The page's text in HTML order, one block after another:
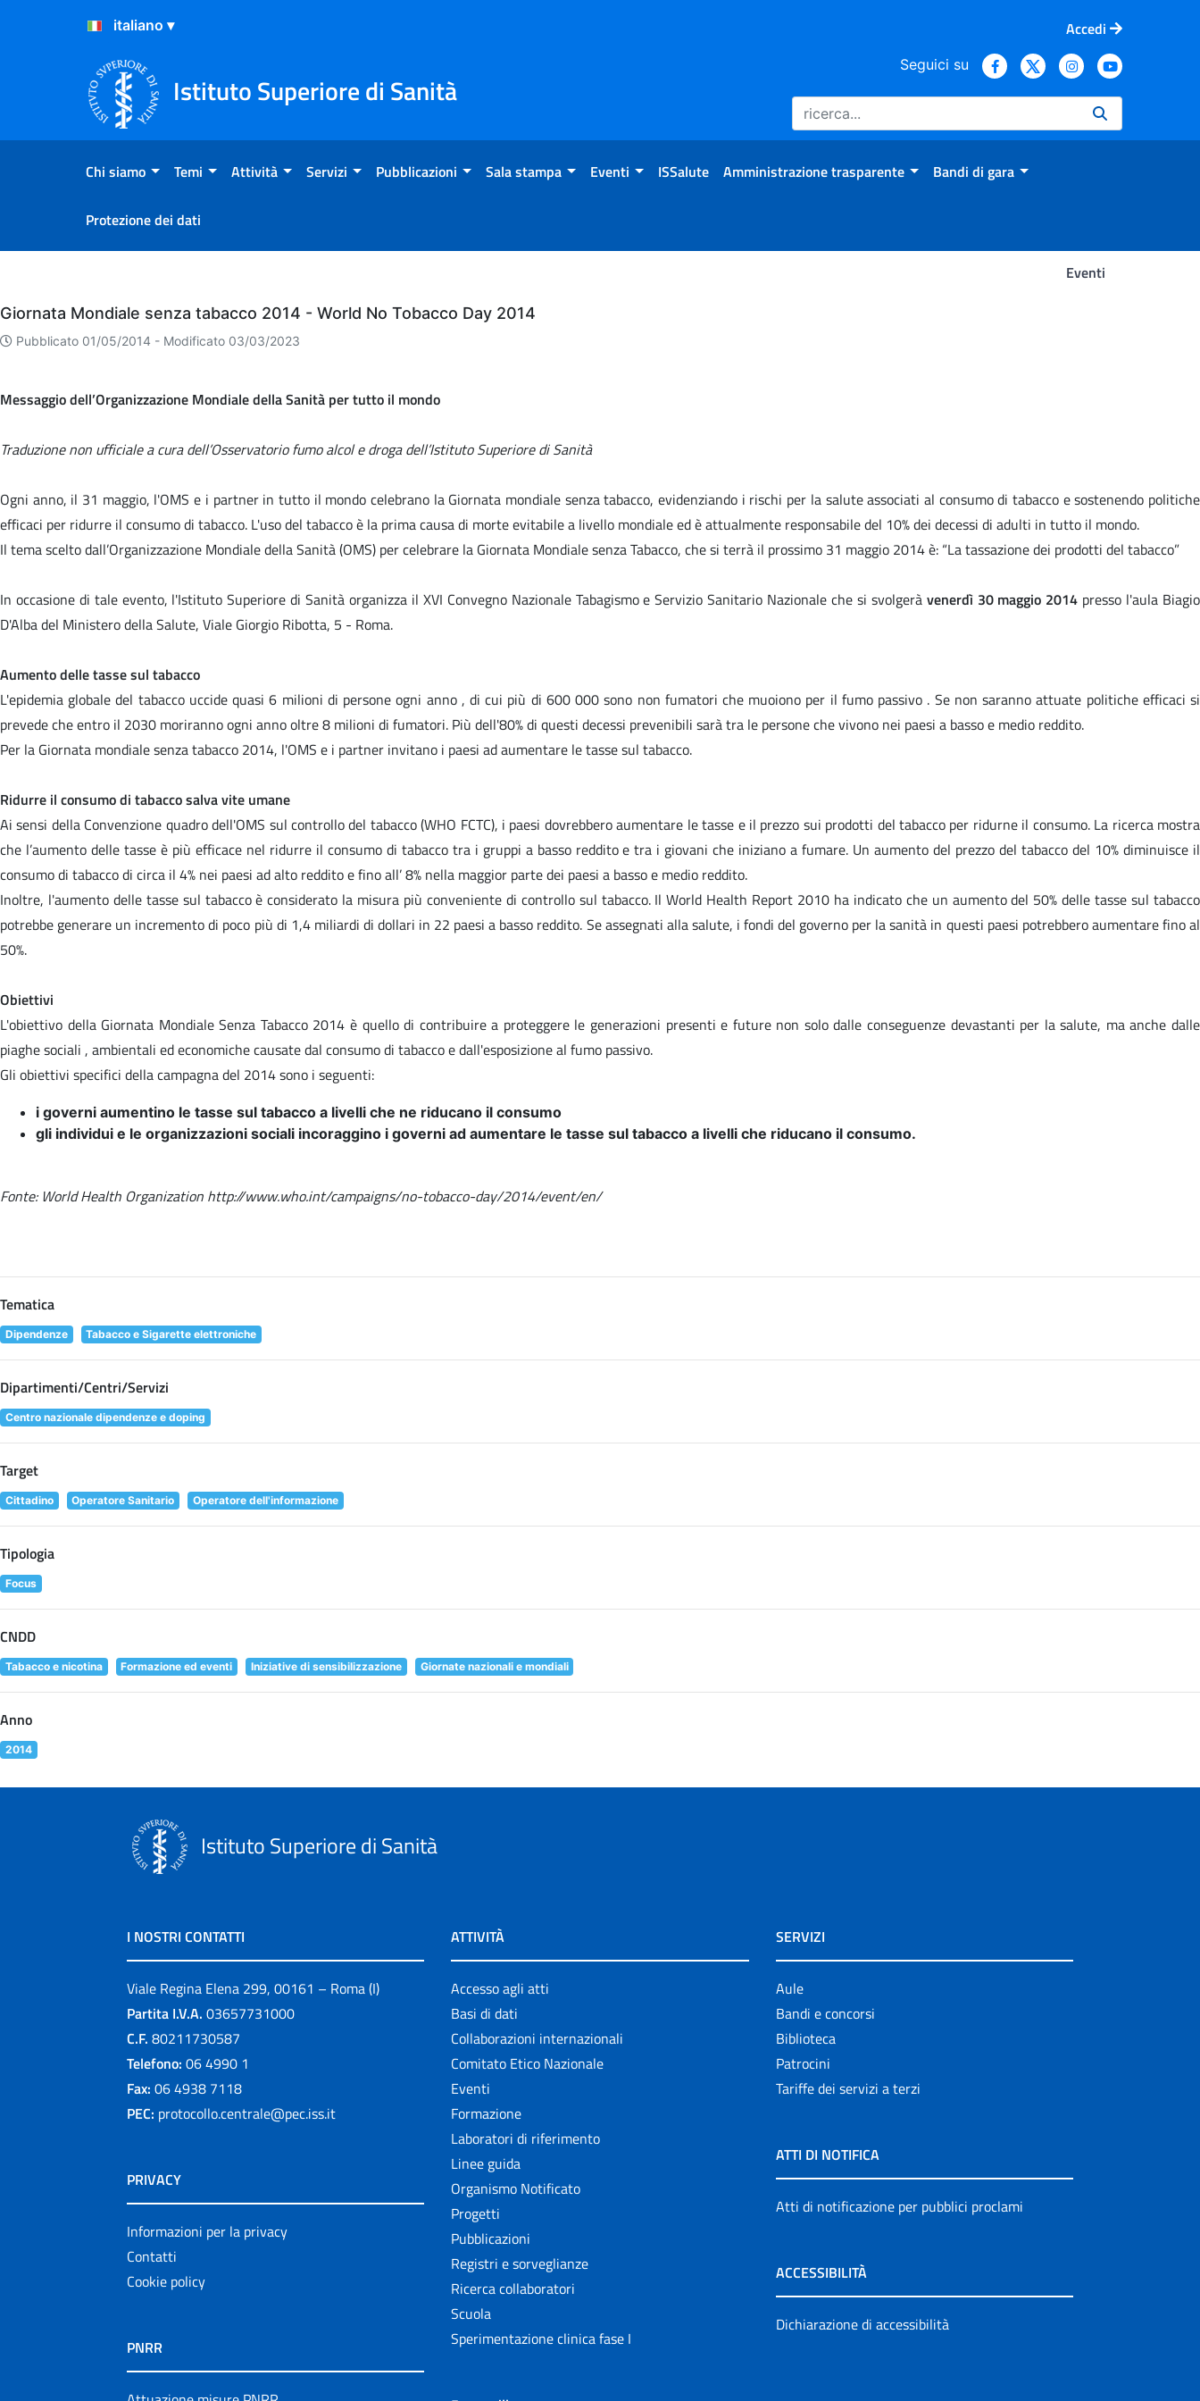
Salta al Contenuto
Salta al Footer
Accedi
Istituto Superiore di Sanità
Seguici su
Chi siamo Temi Attività Servizi Pubblicazioni Sala stampa Eventi ISSalute Amministrazione trasparente Bandi di gara
Protezione dei dati
Eventi
Eventi
Giornata Mondiale senza tabacco 2014 - World No Tobacco Day 2014
Pubblicato 01/05/2014 - Modificato 03/03/2023
Messaggio dell’Organizzazione Mondiale della Sanità per tutto il mondo
Traduzione non ufficiale a cura dell’Osservatorio fumo alcol e droga dell’Istituto Superiore di Sanità
Ogni anno, il 31 maggio, l'OMS e i partner in tutto il mondo celebrano la Giornata mondiale senza tabacco, evidenziando i rischi per la salute associati al consumo di tabacco e sostenendo politiche
efficaci per ridurre il consumo di tabacco. L'uso del tabacco è la prima causa di morte evitabile a livello mondiale ed è attualmente responsabile del 10% dei decessi di adulti in tutto il mondo.
Il tema scelto dall’Organizzazione Mondiale della Sanità (OMS) per celebrare la Giornata Mondiale senza Tabacco, che si terrà il prossimo 31 maggio 2014 è: “La tassazione dei prodotti del tabacco”
In occasione di tale evento, l'Istituto Superiore di Sanità organizza il XVI Convegno Nazionale Tabagismo e Servizio Sanitario Nazionale che si svolgerà venerdì 30 maggio 2014 presso l'aula Biagio
D'Alba del Ministero della Salute, Viale Giorgio Ribotta, 5 - Roma.
Aumento delle tasse sul tabacco
L'epidemia globale del tabacco uccide quasi 6 milioni di persone ogni anno , di cui più di 600 000 sono non fumatori che muoiono per il fumo passivo . Se non saranno attuate politiche efficaci si
prevede che entro il 2030 moriranno ogni anno oltre 8 milioni di fumatori. Più dell'80% di questi decessi prevenibili sarà tra le persone che vivono nei paesi a basso e medio reddito.
Per la Giornata mondiale senza tabacco 2014, l'OMS e i partner invitano i paesi ad aumentare le tasse sul tabacco.
Ridurre il consumo di tabacco salva vite umane
Ai sensi della Convenzione quadro dell'OMS sul controllo del tabacco (WHO FCTC), i paesi dovrebbero aumentare le tasse e il prezzo sui prodotti del tabacco per ridurne il consumo. La ricerca mostra
che l’aumento delle tasse è più efficace nel ridurre il consumo di tabacco tra i gruppi a basso reddito e tra i giovani che iniziano a fumare. Un aumento del prezzo del tabacco del 10% diminuisce il
consumo di tabacco di circa il 4% nei paesi ad alto reddito e fino all’ 8% nella maggior parte dei paesi a basso e medio reddito.
Inoltre, l'aumento delle tasse sul tabacco è considerato la misura più conveniente di controllo sul tabacco. Il World Health Report 2010 ha indicato che un aumento del 50% delle tasse sul tabacco
potrebbe generare un incremento di poco più di 1,4 miliardi di dollari in 22 paesi a basso reddito. Se assegnati alla salute, i fondi del governo per la sanità in questi paesi potrebbero aumentare fino al
50%.
Obiettivi
L'obiettivo della Giornata Mondiale Senza Tabacco 2014 è quello di contribuire a proteggere le generazioni presenti e future non solo dalle conseguenze devastanti per la salute, ma anche dalle
piaghe sociali , ambientali ed economiche causate dal consumo di tabacco e dall'esposizione al fumo passivo.
Gli obiettivi specifici della campagna del 2014 sono i seguenti:
i governi aumentino le tasse sul tabacco a livelli che ne riducano il consumo
gli individui e le organizzazioni sociali incoraggino i governi ad aumentare le tasse sul tabacco a livelli che riducano il consumo.
Fonte: World Health Organization http://www.who.int/campaigns/no-tobacco-day/2014/event/en/
Tematica
Dipendenze Tabacco e Sigarette elettroniche
Dipartimenti/Centri/Servizi
Centro nazionale dipendenze e doping
Target
Cittadino Operatore Sanitario Operatore dell'informazione
Tipologia
Focus
CNDD
Tabacco e nicotina Formazione ed eventi Iniziative di sensibilizzazione Giornate nazionali e mondiali
Anno
2014
Istituto Superiore di Sanità
I NOSTRI CONTATTI
Viale Regina Elena 299, 00161 – Roma (I)
Partita I.V.A. 03657731000
C.F. 80211730587
Telefono: 06 4990 1
Fax: 06 4938 7118
PEC: protocollo.centrale@pec.iss.it
PRIVACY
Informazioni per la privacy
Contatti
Cookie policy
PNRR
ATTIVITÀ
Accesso agli atti
Basi di dati
Collaborazioni internazionali
Comitato Etico Nazionale
Eventi
Formazione
Laboratori di riferimento
Linee guida
Organismo Notificato
Progetti
Pubblicazioni
Registri e sorveglianze
Ricerca collaboratori
Scuola
Sperimentazione clinica fase I
SERVIZI
Aule
Bandi e concorsi
Biblioteca
Patrocini
Tariffe dei servizi a terzi
ATTI DI NOTIFICA
Atti di notificazione per pubblici proclami
ACCESSIBILITÀ
Dichiarazione di accessibilità